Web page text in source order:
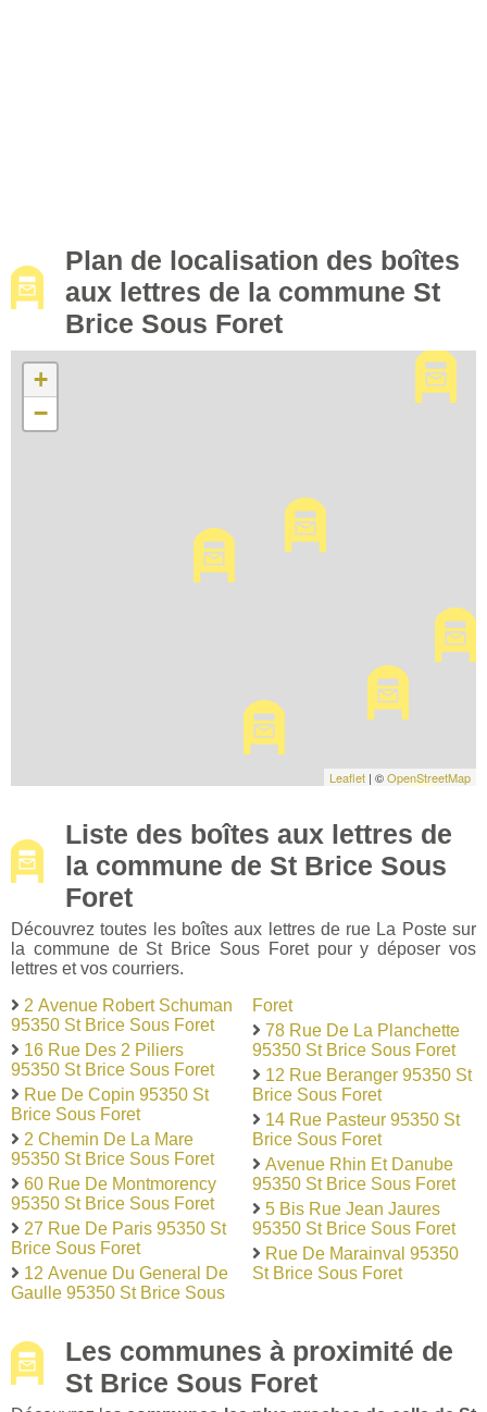
Plan de localisation des boîtes
aux lettres de la commune St
Brice Sous Foret
+
−
Leaflet | ©OpenStreetMap
Liste des boîtes aux lettres de
la commune de St Brice Sous
Foret
Découvrez toutes les boîtes aux lettres de rue La Poste sur
la commune de St Brice Sous Foret pour y déposer vos
lettres et vos courriers.
2 Avenue Robert Schuman
95350 St Brice Sous Foret
16 Rue Des 2 Piliers
95350 St Brice Sous Foret
Rue De Copin 95350 St
Brice Sous Foret
2 Chemin De La Mare
95350 St Brice Sous Foret
60 Rue De Montmorency
95350 St Brice Sous Foret
27 Rue De Paris 95350 St
Brice Sous Foret
12 Avenue Du General De
Gaulle 95350 St Brice Sous
Foret
78 Rue De La Planchette
95350 St Brice Sous Foret
12 Rue Beranger 95350 St
Brice Sous Foret
14 Rue Pasteur 95350 St
Brice Sous Foret
Avenue Rhin Et Danube
95350 St Brice Sous Foret
5 Bis Rue Jean Jaures
95350 St Brice Sous Foret
Rue De Marainval 95350
St Brice Sous Foret
Les communes à proximité de
St Brice Sous Foret